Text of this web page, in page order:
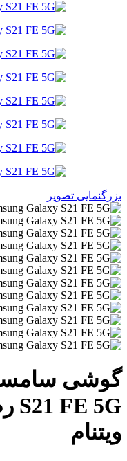
تصویر